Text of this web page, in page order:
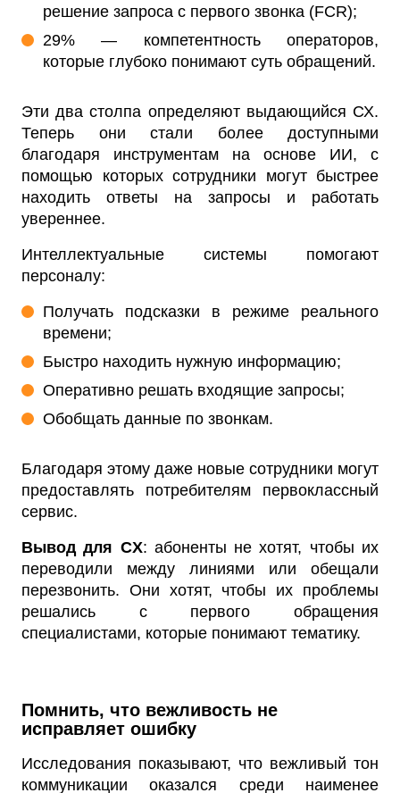
решение запроса с первого звонка (FCR);
29% — компетентность операторов,
которые глубоко понимают суть обращений.
Эти два столпа определяют выдающийся СХ.
Теперь они стали более доступными
благодаря инструментам на основе ИИ, с
помощью которых сотрудники могут быстрее
находить ответы на запросы и работать
увереннее.
Интеллектуальные системы помогают
персоналу:
Получать подсказки в режиме реального
времени;
Быстро находить нужную информацию;
Оперативно решать входящие запросы;
Обобщать данные по звонкам.
Благодаря этому даже новые сотрудники могут
предоставлять потребителям первоклассный
сервис.
Вывод для CX: абоненты не хотят, чтобы их
переводили между линиями или обещали
перезвонить. Они хотят, чтобы их проблемы
решались с первого обращения
специалистами, которые понимают тематику.
Помнить, что вежливость не
исправляет ошибку
Исследования показывают, что вежливый тон
коммуникации оказался среди наименее